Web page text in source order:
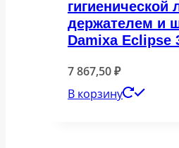
гигиенической
держателем и
Damixa Eclipse
7 867,50₽
В корзину